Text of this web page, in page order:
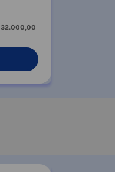
32.000,00